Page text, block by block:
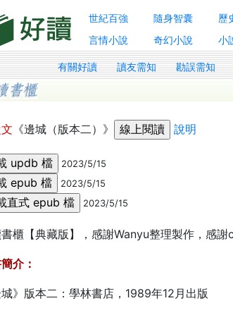
世紀百強 隨身智囊 歷
言情小說
奇幻小說 小
有關好讀 讀友需知 勘誤需知
《邊城（版本二）》 說明
2023/5/15
2023/5/15
2023/5/15
櫃【典藏版】，感謝Wanyu整理製作，感謝
介：
城》版本二：學林書店，1989年12月出版